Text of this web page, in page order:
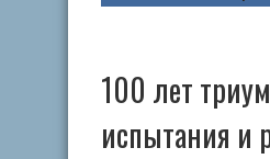
100 лет
испытания и